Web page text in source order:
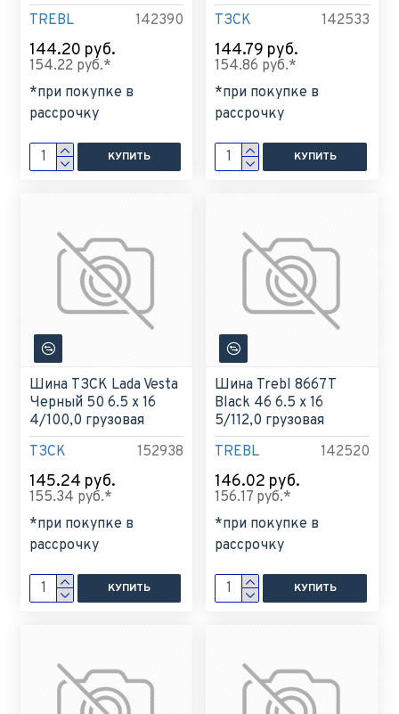
TREBL 142390
144.20 руб.
154.22 руб.*
*при покупке в
рассрочку
КУПИТЬ
ТЗСК 142533
144.79 руб.
154.86 руб.*
*при покупке в
рассрочку
КУПИТЬ
ТЗСК 152938
Шина ТЗСК Lada Vesta
Черный 50 6.5 x 16
4/100,0 грузовая
145.24 руб.
155.34 руб.*
*при покупке в
рассрочку
КУПИТЬ
TREBL 142520
Шина Trebl 8667T
Black 46 6.5 x 16
5/112,0 грузовая
146.02 руб.
156.17 руб.*
*при покупке в
рассрочку
КУПИТЬ